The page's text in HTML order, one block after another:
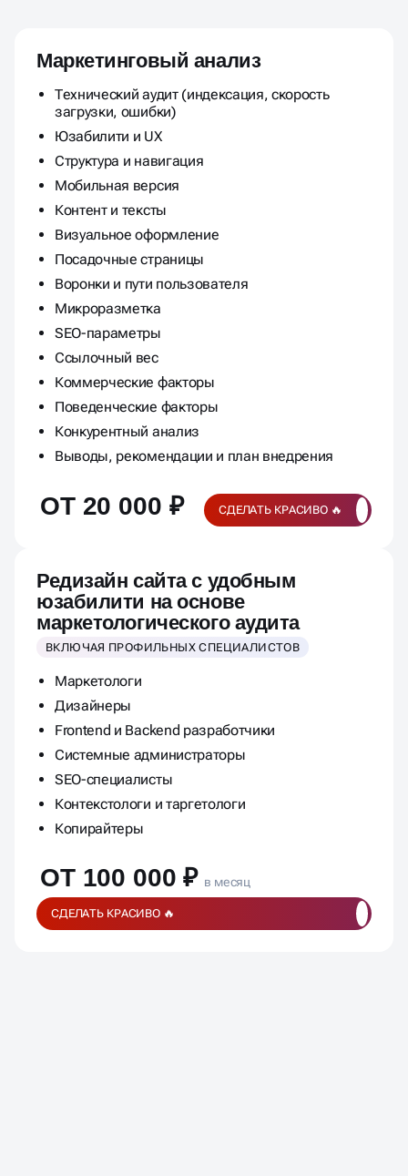
Маркетинговый анализ
Технический аудит (индексация, скорость
загрузки, ошибки)
Юзабилити и UX
Структура и навигация
Мобильная версия
Контент и тексты
Визуальное оформление
Посадочные страницы
Воронки и пути пользователя
Микроразметка
SEO-параметры
Ссылочный вес
Коммерческие факторы
Поведенческие факторы
Конкурентный анализ
Выводы, рекомендации и план внедрения
ОТ 20 000 ₽ СДЕЛАТЬ КРАСИВО 🔥
Редизайн сайта с удобным
юзабилити на основе
маркетологического аудита
ВКЛЮЧАЯ ПРОФИЛЬНЫХ СПЕЦИАЛИСТОВ
Маркетологи
Дизайнеры
Frontend и Backend разработчики
Системные администраторы
SEO-специалисты
Контекстологи и таргетологи
Копирайтеры
ОТ 100 000 ₽ в месяц
СДЕЛАТЬ КРАСИВО 🔥